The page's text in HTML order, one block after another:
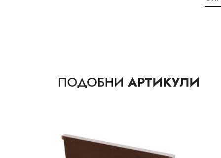
ПОДОБНИ АРТИКУЛИ